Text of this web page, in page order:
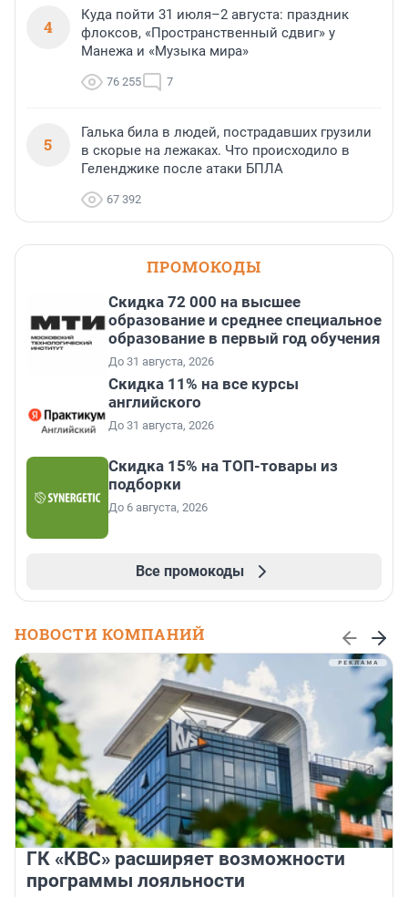
4
Куда пойти 31 июля–2 августа: праздник
флоксов, «Пространственный сдвиг» у
Манежа и «Музыка мира»
76 255 7
5
Галька била в людей, пострадавших грузили
в скорые на лежаках. Что происходило в
Геленджике после атаки БПЛА
67 392
ПРОМОКОДЫ
Скидка 72 000 на высшее
образование и среднее специальное
образование в первый год обучения
До 31 августа, 2026
Скидка 11% на все курсы
английского
До 31 августа, 2026
Скидка 15% на ТОП-товары из
подборки
До 6 августа, 2026
Все промокоды
НОВОСТИ КОМПАНИЙ
ГК «КВС» расширяет возможности
программы лояльности